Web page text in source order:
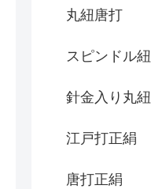
丸紐唐打
スピンドル紐
針金入り丸紐
江戸打正絹
唐打正絹